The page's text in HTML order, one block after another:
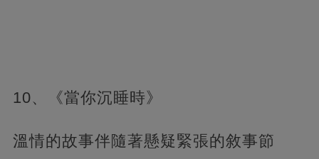
10、《當你沉睡時》
溫情的故事伴隨著懸疑緊張的敘事節